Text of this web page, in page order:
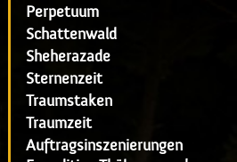
Perpetuum
Schattenwald
Sheherazade
Sternenzeit
Traumstaken
Traumzeit
Auftragsinszenierungen